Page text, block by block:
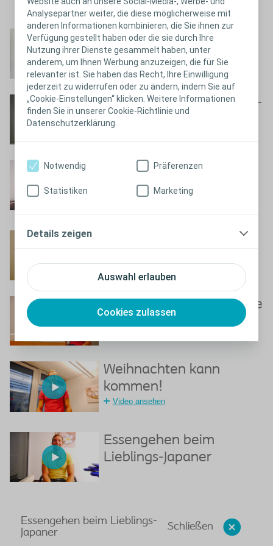
Analysepartner weiter, die diese möglicherweise mit
anderen Informationen kombinieren, die Sie ihnen zur
Verfügung gestellt haben oder die sie durch Ihre
Nutzung ihrer Dienste gesammelt haben, unter
anderem, um Ihnen Werbung anzuzeigen, die für Sie
relevanter ist. Sie haben das Recht, Ihre Einwilligung
jederzeit zu widerrufen oder zu ändern, indem Sie auf
„Cookie-Einstellungen“ klicken. Weitere Informationen
finden Sie in unserer Cookie-Richtlinie und
Datenschutzerklärung.
Auswahl erlauben
Cookies zulassen
Notwendig Präferenzen
Statistiken Marketing
Details zeigen
Vorbereitung auf den
Urlaub
Video ansehen
Schwimmen und Stoma -
kein Problem!
Stoma und Sauna
Video ansehen
Ein Berufsleben (fast) wie
Weihnachten kann
kommen!
Video ansehen
Essengehen beim
Lieblings-Japaner
Schließen
Essengehen beim Lieblings-
Japaner